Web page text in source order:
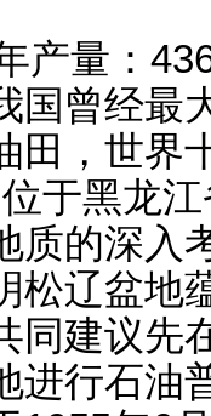
产量：
国曾经最
田，世界
于黑龙
质的深入
松辽盆地
同建议先
进行石油